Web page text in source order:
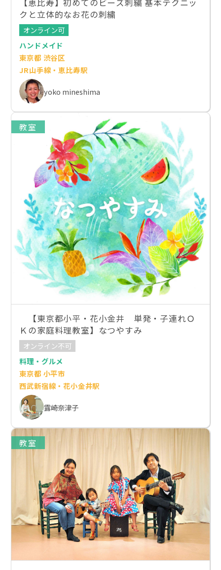
【恵比寿】初めてのビーズ刺繍 基本テクニッ
クと立体的なお花の刺繍
オンライン可
ハンドメイド
東京都 渋谷区
JR山手線・恵比寿駅
yoko mineshima
教室
【東京都小平・花小金井 単発・子連れＯ
Ｋの家庭料理教室】なつやすみ
オンライン不可
料理・グルメ
東京都 小平市
西武新宿線・花小金井駅
露崎奈津子
教室